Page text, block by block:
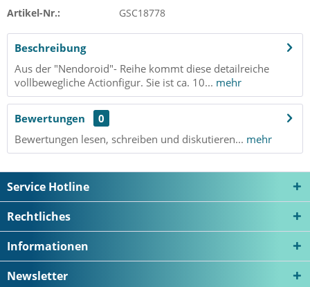
Artikel-Nr.: GSC18778
Beschreibung
Aus der "Nendoroid"- Reihe kommt diese detailreiche
vollbewegliche Actionfigur. Sie ist ca. 10... mehr
Bewertungen
0
Bewertungen lesen, schreiben und diskutieren... mehr
Service Hotline
Rechtliches
Informationen
Newsletter